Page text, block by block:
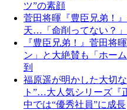
ツ”の素顔
菅田将暉『豊臣兄弟！
天…「命削ってない？
『豊臣兄弟！』菅田将
ン」と大絶賛も「ホー
到
福原遥が明かした大切
ト”…大人気シリーズ『
中では“優秀社員”に成長